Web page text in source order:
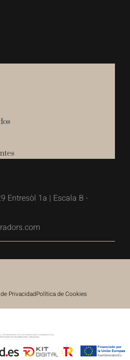
Entresòl 1a | Escala B -
PrivacidadPolítica de Cookies